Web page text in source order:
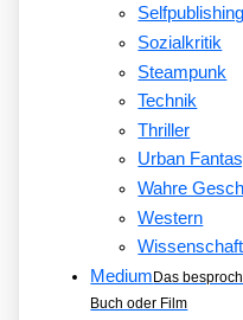
Selfpublishing
Sozialkritik
Steampunk
Technik
Thriller
Urban
Wahre
Western
Wissenschaft
Medium Das
Buch oder Film